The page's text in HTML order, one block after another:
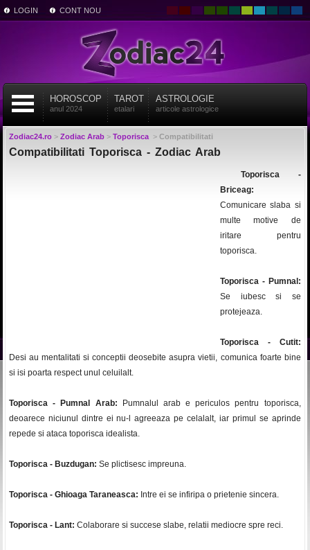
LOGIN CONT NOU
HOROSCOP
anul 2024
TAROT
etalari
ASTROLOGIE
articole astrologice
Zodiac24.ro> Zodiac Arab> Toporisca> Compatibilitati
Compatibilitati Toporisca - Zodiac Arab
Toporisca -
Briceag:
Comunicare slaba si
multe motive de
iritare pentru
toporisca.
Toporisca - Pumnal:
Se iubesc si se
protejeaza.
Toporisca - Cutit:
Desi au mentalitati si conceptii deosebite asupra vietii, comunica foarte bine
si isi poarta respect unul celuilalt.
Toporisca - Pumnal Arab: Pumnalul arab e periculos pentru toporisca,
deoarece niciunul dintre ei nu-l agreeaza pe celalalt, iar primul se aprinde
repede si ataca toporisca idealista.
Toporisca - Buzdugan: Se plictisesc impreuna.
Toporisca - Ghioaga Taraneasca: Intre ei se infiripa o prietenie sincera.
Toporisca - Lant: Colaborare si succese slabe, relatii mediocre spre reci.